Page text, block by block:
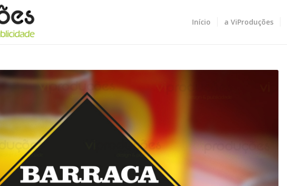
Início a ViProduções